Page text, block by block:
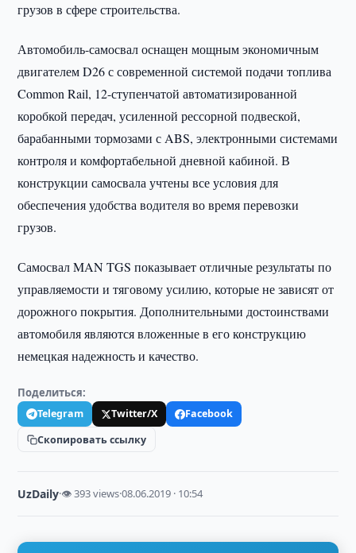
грузов в сфере строительства.
Автомобиль-самосвал оснащен мощным экономичным
двигателем D26 с современной системой подачи топлива
Common Rail, 12-ступенчатой автоматизированной
коробкой передач, усиленной рессорной подвеской,
барабанными тормозами с ABS, электронными системами
контроля и комфортабельной дневной кабиной. В
конструкции самосвала учтены все условия для
обеспечения удобства водителя во время перевозки
грузов.
Самосвал MAN TGS показывает отличные результаты по
управляемости и тяговому усилию, которые не зависят от
дорожного покрытия. Дополнительными достоинствами
автомобиля являются вложенные в его конструкцию
немецкая надежность и качество.
Поделиться:
Telegram Twitter/X
Facebook
Скопировать ссылку
UzDaily·👁 393 views·08.06.2019 · 10:54